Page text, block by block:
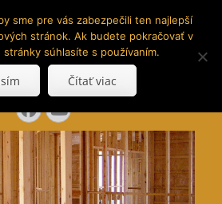
prírody priamo k Vám
Facebook
YouTube
sme pre vás zabezpečili ten najlepší
stránok. Ak budete pokračovať v
súhlasíte s používaním.
Čítať viac